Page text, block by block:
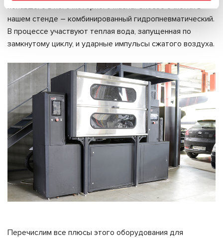
попавшего в него моторного масла. Способ очистки в
нашем стенде – комбинированный гидропневматический.
В процессе участвуют теплая вода, запущенная по
замкнутому циклу, и ударные импульсы сжатого воздуха.
Перечислим все плюсы этого оборудования для